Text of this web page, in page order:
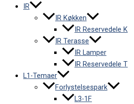
IR
IR Køkken
IR Reservedele K
IR Terasse
IR Lamper
IR Reservedele T
L1-Temaer
Forlystelsespark
L3-1F